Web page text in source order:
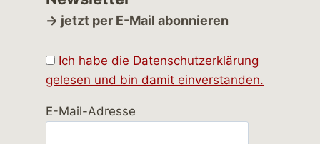
→ jetzt per E-Mail abonnieren
Ich habe die Datenschutzerklärung
gelesen und bin damit einverstanden.
E-Mail-Adresse